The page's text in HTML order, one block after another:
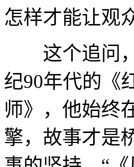
怎样才能让观
这个追问，
纪90年代的《
师》，他始终
擎，故事才是